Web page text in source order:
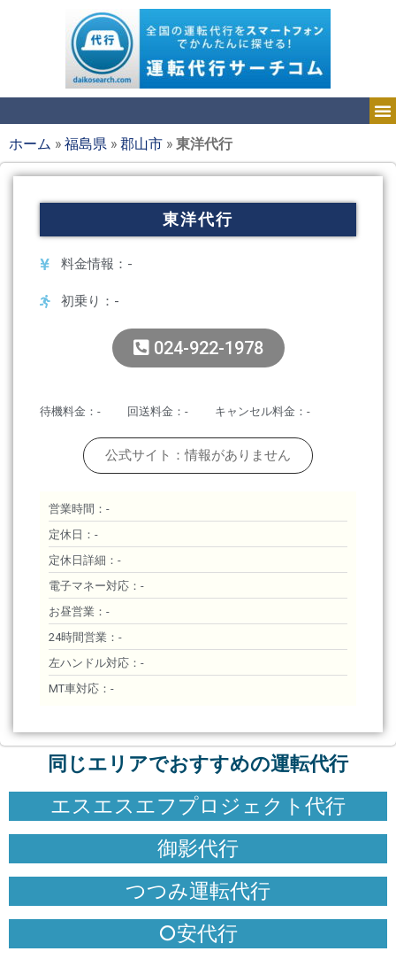
ホーム »福島県 »郡山市 »東洋代行
東洋代行
料金情報：-
初乗り：-
024-922-1978
待機料金：- 回送料金：- キャンセル料金：-
公式サイト：情報がありません
営業時間：-
定休日：-
定休日詳細：-
電子マネー対応：-
お昼営業：-
24時間営業：-
左ハンドル対応：-
MT車対応：-
同じエリアでおすすめの運転代行
エスエスエフプロジェクト代行
御影代行
つつみ運転代行
○安代行